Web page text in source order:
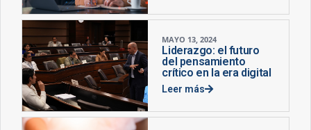
MAYO 13, 2024
Liderazgo: el futuro
del pensamiento
crítico en la era digital
Leer más